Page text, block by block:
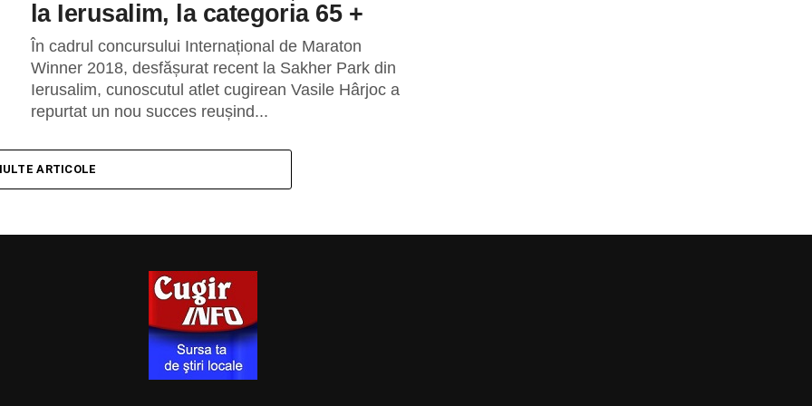
la Ierusalim, la categoria 65 +
În cadrul concursului Internațional de Maraton
Winner 2018, desfășurat recent la Sakher Park din
Ierusalim, cunoscutul atlet cugirean Vasile Hârjoc a
repurtat un nou succes reușind...
ARTICOLE